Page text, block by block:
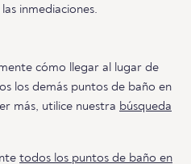
inmediaciones.
cómo llegar al lugar de
los demás puntos de baño en
más, utilice nuestra búsqueda
todos los puntos de baño en